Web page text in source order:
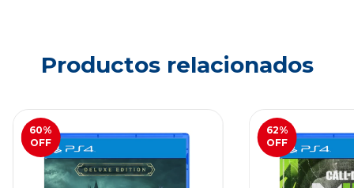
Productos relacionados
60%
OFF
62%
OFF